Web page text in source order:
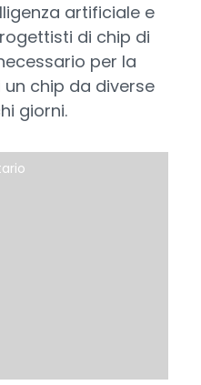
artificiale e
di chip di
per la
chip da diverse
giorni.